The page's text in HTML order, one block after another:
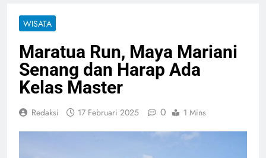
WISATA
Maratua Run, Maya Mariani
Senang dan Harap Ada
Kelas Master
Redaksi 17 Februari 2025 0 1 Mins